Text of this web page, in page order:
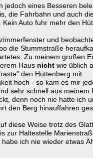
jedoch eines Besseren
die Fahrbahn und auch
Auto fuhr mehr den
und
die Stummstraße
Zu meinem großen
Haus nicht wie üblich
den Hüttenberg mit
hoch - so kam es mir
sehr schnell aus meinem
denn noch nie hatte ich
den Berg hinauffahren
diese Weise trotz des
zur Haltestelle
ich nie wieder etwas